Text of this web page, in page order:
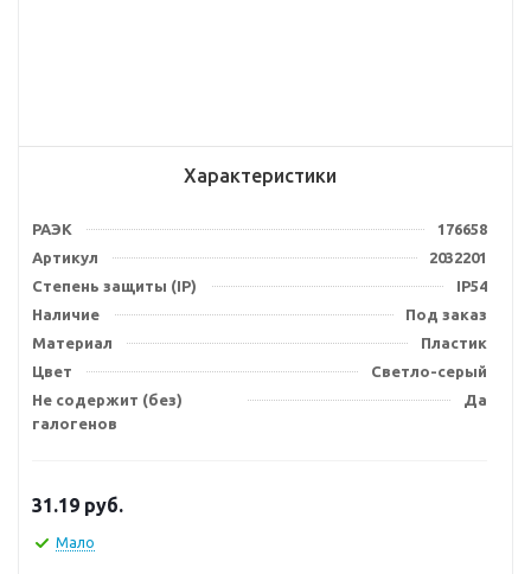
Характеристики
РАЭК
176658
Артикул
2032201
Степень защиты (IP)
IP54
Наличие
Под заказ
Материал
Пластик
Цвет
Светло-серый
Не содержит (без)
галогенов
Да
31.19 руб.
Мало